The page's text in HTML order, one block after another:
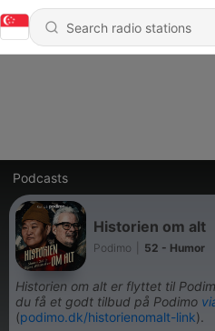
Podcasts
Historien om alt
Podimo 52 - Humor
Historien om alt er flyttet til
du få et godt tilbud på Podimo
(podimo.dk/historienomalt-link).